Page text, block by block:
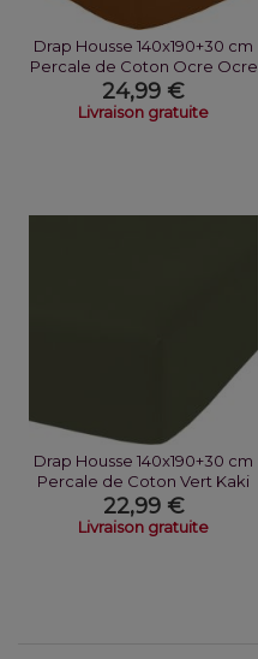
Drap Housse 140x190+30 cm
Percale de Coton Ocre Ocre
24,99 €
Livraison gratuite
Drap Housse 140x190+30 cm
Percale de Coton Vert Kaki
22,99 €
Livraison gratuite